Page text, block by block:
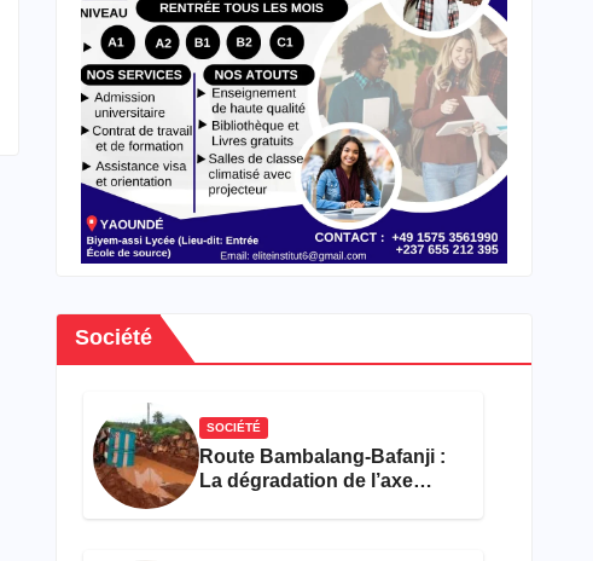
Société
SOCIÉTÉ
Route Bambalang-Bafanji :
La dégradation de l’axe